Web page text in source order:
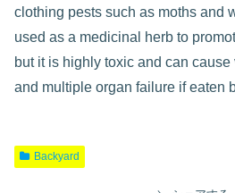
clothing pests such as moths and
used as a medicinal herb to
but it is highly toxic and can
and multiple organ failure if eaten
Backyard